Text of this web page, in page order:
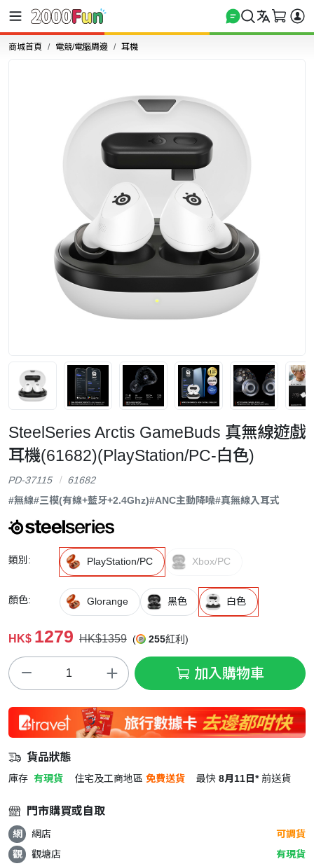
商城首頁 電競/電腦周邊 耳機
SteelSeries Arctis GameBuds 真無線遊戲
耳機(61682)(PlayStation/PC-白色)
PD-37115
61682
#無線#三模(有線+藍牙+2.4Ghz)#ANC主動降噪#真無線入耳式
類別: PlayStation/PC Xbox/PC
顏色: Glorange 黑色 白色
HK$ 1279 HK$1359 ( 255紅利)
加入購物車
貨品狀態
庫存 有現貨 住宅及工商地區 免費送貨 最快 8月11日* 前送貨
門市購買或自取
網 網店
可調貨
觀
觀塘店
有現貨